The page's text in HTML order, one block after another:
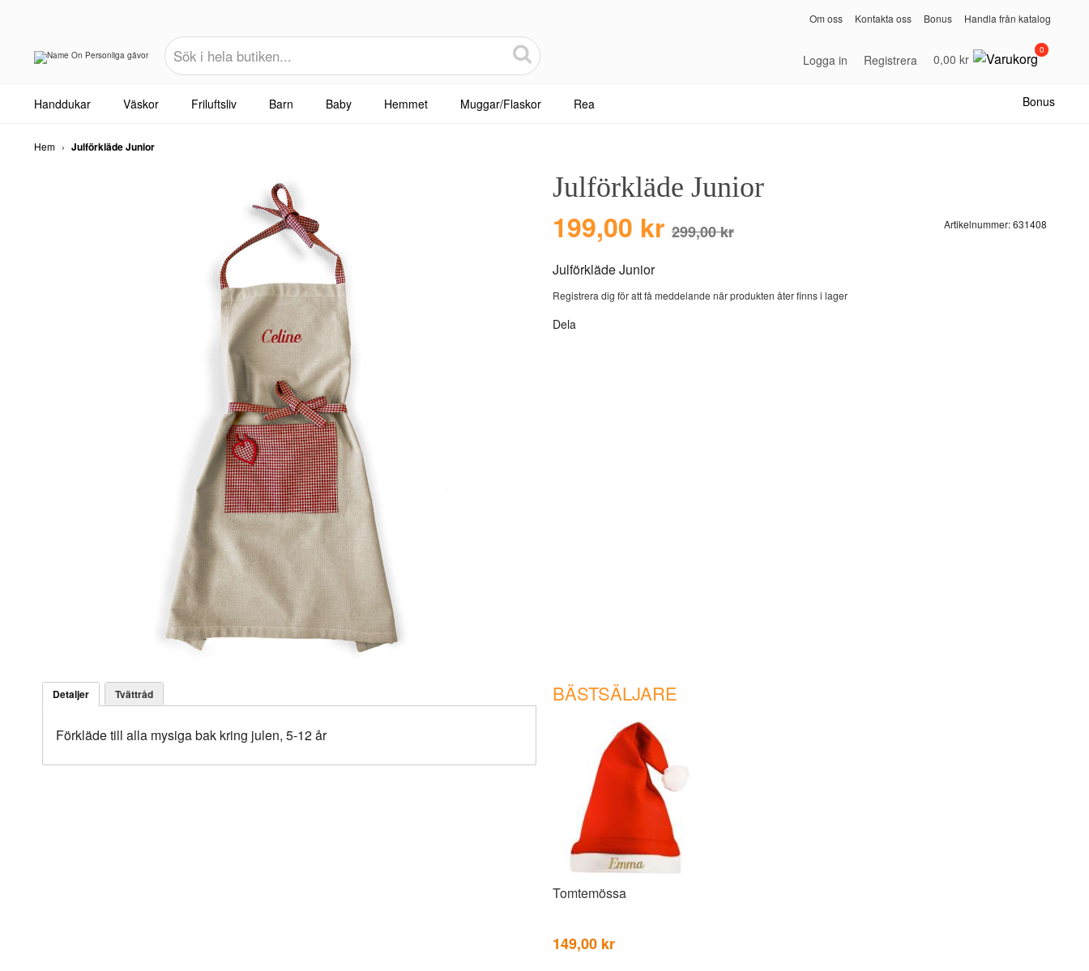
Om oss Kontakta oss Bonus Handla från katalog
Logga in Registrera 0,00 kr
0
Handdukar Väskor Friluftsliv Barn Baby Hemmet Muggar/Flaskor Rea Bonus
Hem › Julförkläde Junior
Julförkläde Junior
199,00 kr 299,00 kr Artikelnummer:631408
Julförkläde Junior
Registrera dig för att få meddelande när produkten åter finns i lager
Dela
Detaljer Tvättråd
Förkläde till alla mysiga bak kring julen, 5-12 år
BÄSTSÄLJARE
Tomtemössa
149,00 kr